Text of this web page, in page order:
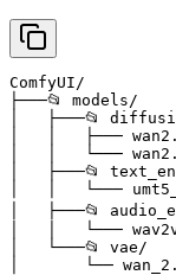
ComfyUI/
├───📂 models/
│   ├───📂
│   │   ├───
│   │   └───
│   ├───📂
│   │   └───
│   ├───📂
│   │   └───
│   └───📂 vae/
│       └──